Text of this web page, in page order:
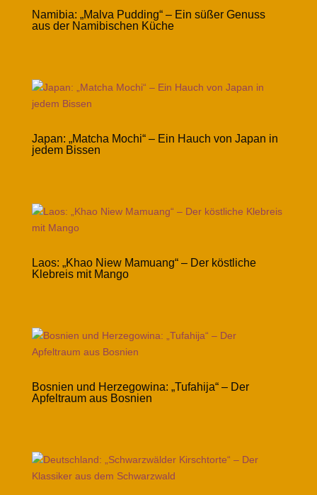
Namibia: „Malva Pudding“ – Ein süßer Genuss
aus der Namibischen Küche
Japan: „Matcha Mochi“ – Ein Hauch von Japan in
jedem Bissen
Laos: „Khao Niew Mamuang“ – Der köstliche
Klebreis mit Mango
Bosnien und Herzegowina: „Tufahija“ – Der
Apfeltraum aus Bosnien